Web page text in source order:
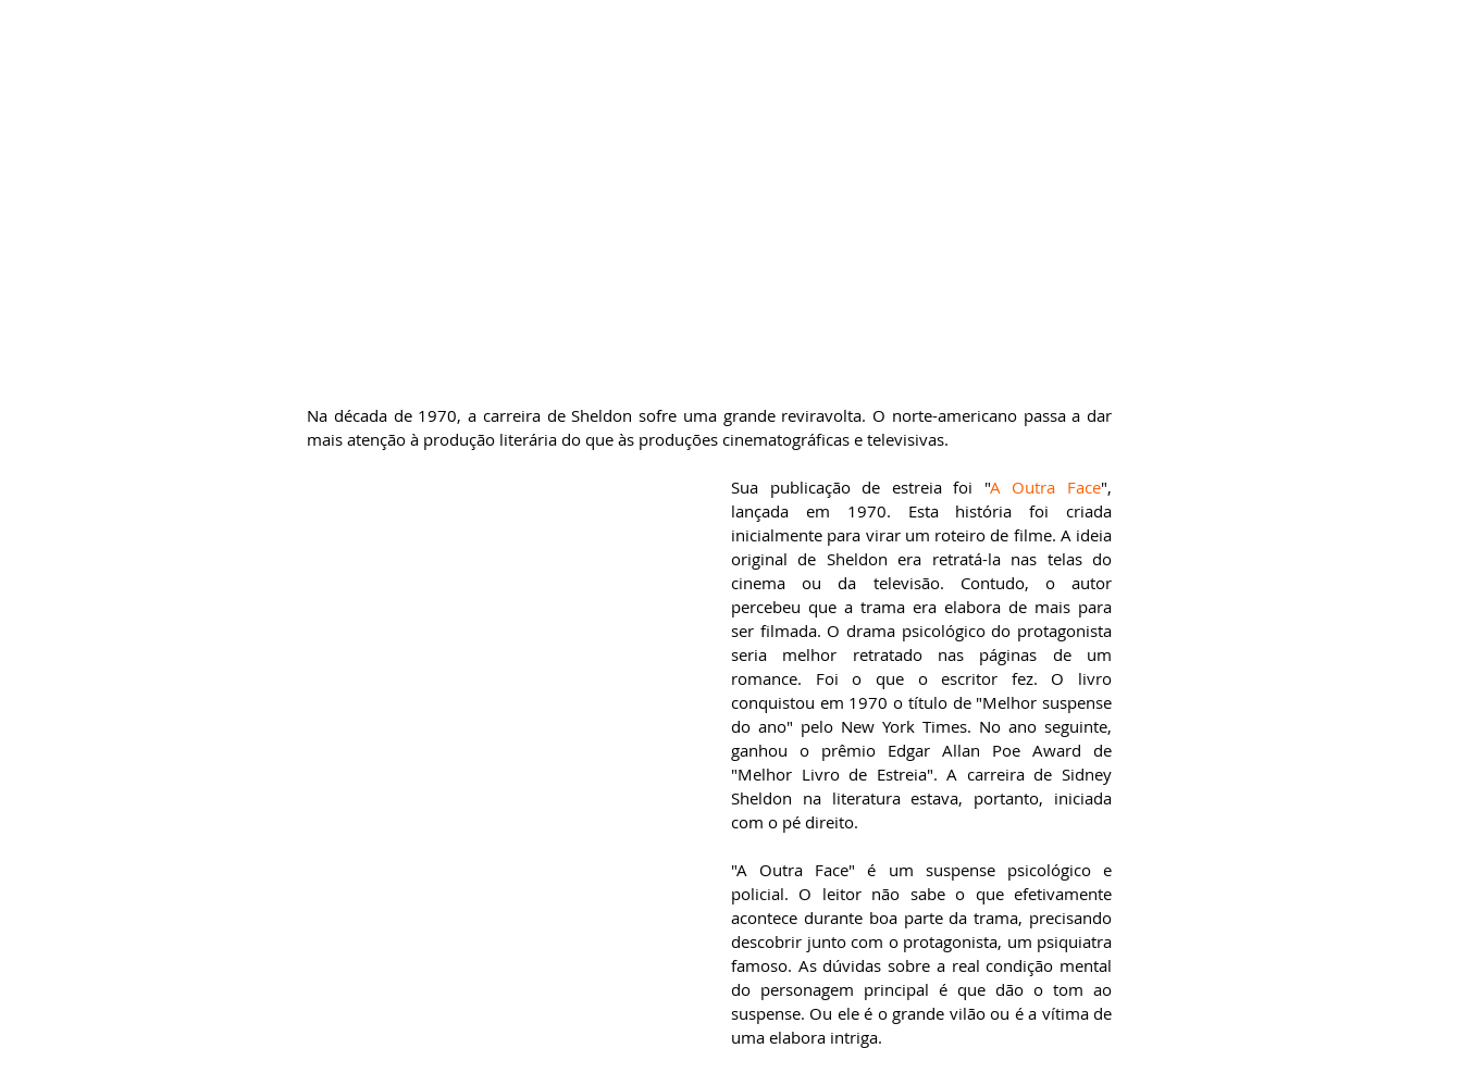
Na década de 1970, a carreira de Sheldon sofre uma grande reviravolta. O norte-americano passa a dar
mais atenção à produção literária do que às produções cinematográficas e televisivas.
Sua publicação de estreia foi "A Outra Face",
lançada em 1970. Esta história foi criada
inicialmente para virar um roteiro de filme. A ideia
original de Sheldon era retratá-la nas telas do
cinema ou da televisão. Contudo, o autor
percebeu que a trama era elabora de mais para
ser filmada. O drama psicológico do protagonista
seria melhor retratado nas páginas de um
romance. Foi o que o escritor fez. O livro
conquistou em 1970 o título de "Melhor suspense
do ano" pelo New York Times. No ano seguinte,
ganhou o prêmio Edgar Allan Poe Award de
"Melhor Livro de Estreia". A carreira de Sidney
Sheldon na literatura estava, portanto, iniciada
com o pé direito.
"A Outra Face" é um suspense psicológico e
policial. O leitor não sabe o que efetivamente
acontece durante boa parte da trama, precisando
descobrir junto com o protagonista, um psiquiatra
famoso. As dúvidas sobre a real condição mental
do personagem principal é que dão o tom ao
suspense. Ou ele é o grande vilão ou é a vítima de
uma elabora intriga.